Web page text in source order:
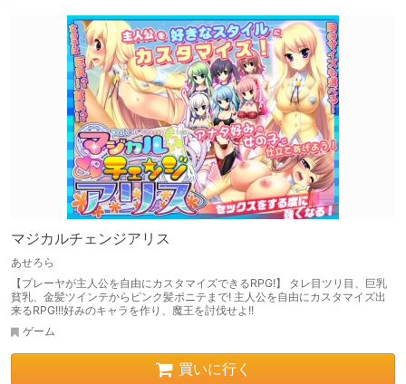
マジカルチェンジアリス
あせろら
【プレーヤが主人公を自由にカスタマイズできるRPG!】 タレ目ツリ目、巨乳
貧乳、金髪ツインテからピンク髪ポニテまで! 主人公を自由にカスタマイズ出
来るRPG!!!好みのキャラを作り、魔王を討伐せよ!!
ゲーム
買いに行く